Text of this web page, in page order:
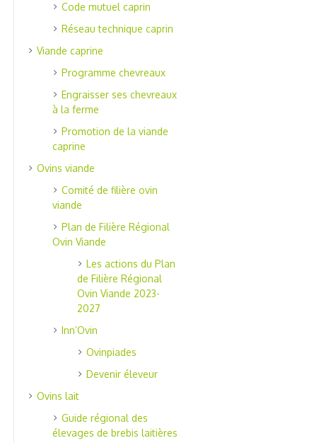
Code mutuel caprin
Réseau technique caprin
Viande caprine
Programme chevreaux
Engraisser ses chevreaux
à la ferme
Promotion de la viande
caprine
Ovins viande
Comité de filière ovin
viande
Plan de Filière Régional
Ovin Viande
Les actions du Plan
de Filière Régional
Ovin Viande 2023-
2027
Inn’Ovin
Ovinpiades
Devenir éleveur
Ovins lait
Guide régional des
élevages de brebis laitières